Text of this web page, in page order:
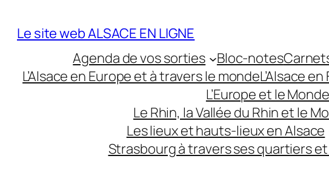
auLe site web ALSACE EN LIGNE
Agenda de vos sorties
Bloc-notes
L’Alsace en Europe et à travers le mondeL’Alsace
L’Europe et le
Le Rhin, la Vallée du Rhin et le
Les lieux et hauts-lieux en Alsace
Strasbourg à travers ses quartiers